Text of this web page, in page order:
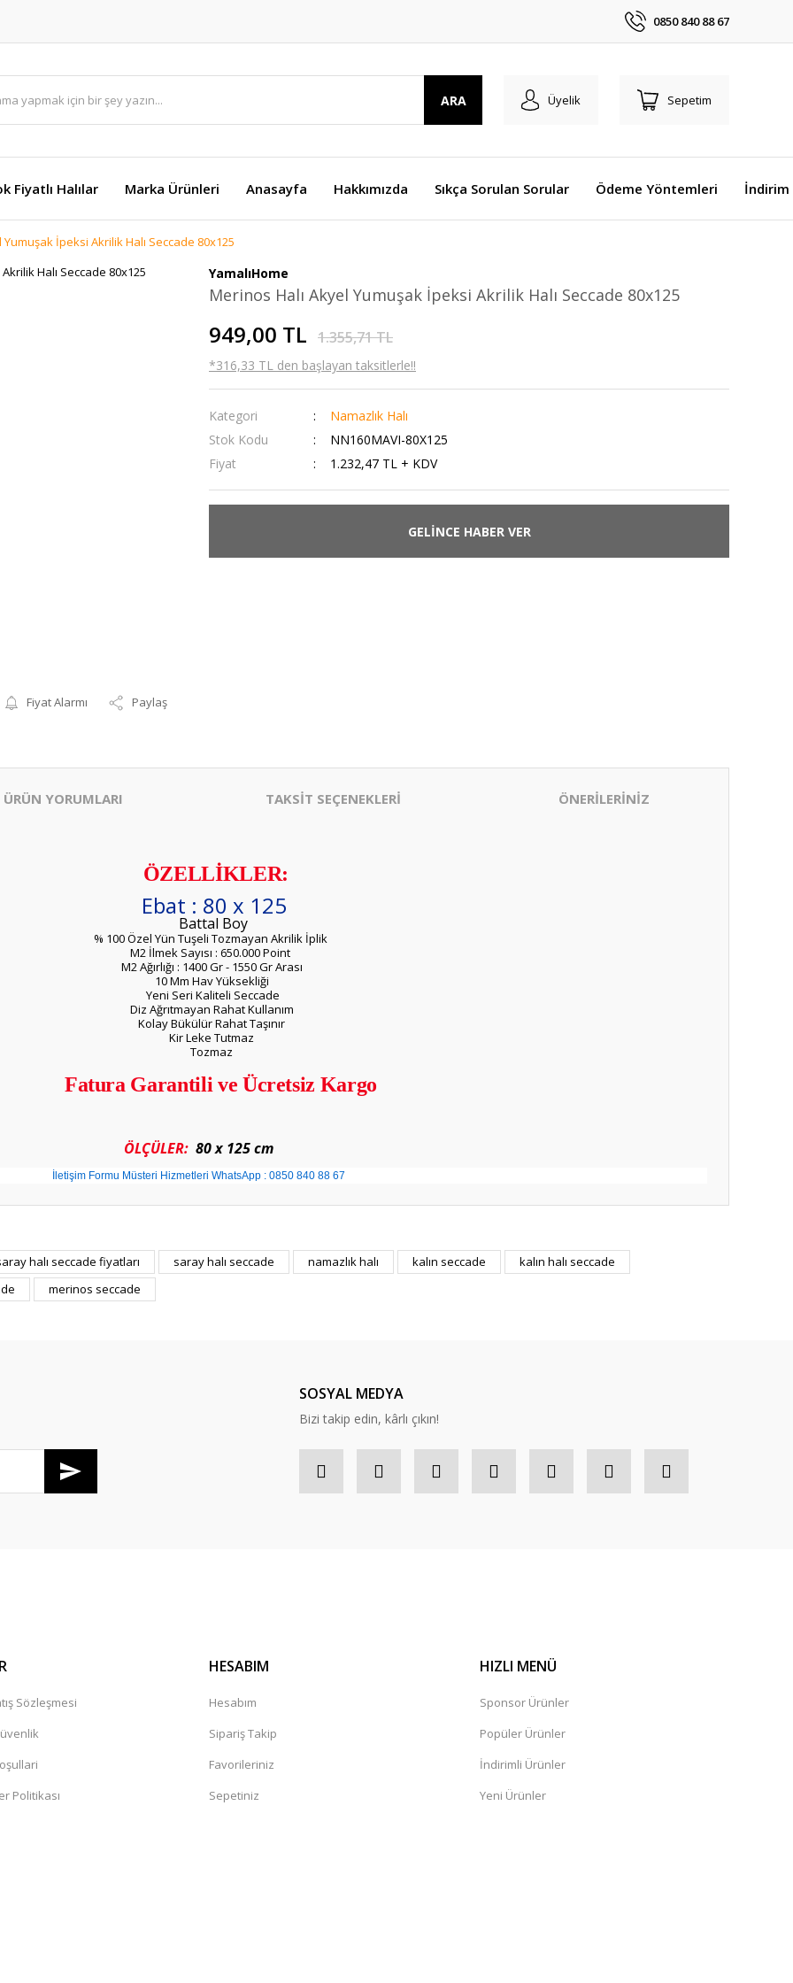
0850 840 88 67
ARA Üyelik Sepetim
Fiyatlı Halılar Marka Ürünleri Anasayfa Hakkımızda Sıkça Sorulan Sorular Ödeme Yöntemleri İndirim
İpeksi Akrilik Halı Seccade 80x125
Fiyat Alarmı Paylaş
YamalıHome
Merinos Halı Akyel Yumuşak İpeksi Akrilik Halı Seccade 80x125
949,00 TL 1.355,71 TL
*316,33 TL den başlayan taksitlerle!!
Kategori
Namazlık Halı
Stok Kodu
NN160MAVI-80X125
Fiyat
1.232,47 TL + KDV
GELİNCE HABER VER
ÜRÜN YORUMLARI TAKSİT SEÇENEKLERİ ÖNERİLERİNİZ
ÖZELLİKLER:
Ebat : 80 x 125
Battal Boy
% 100 Özel Yün Tuşeli Tozmayan Akrilik İplik
M2 İlmek Sayısı : 650.000 Point
M2 Ağırlığı : 1400 Gr - 1550 Gr Arası
10 Mm Hav Yüksekliği
Yeni Seri Kaliteli Seccade
Diz Ağrıtmayan Rahat Kullanım
Kolay Bükülür Rahat Taşınır
Kir Leke Tutmaz
Tozmaz
Fatura Garantili ve Ücretsiz Kargo
ÖLÇÜLER: 80 x 125 cm
İletişim Formu Müsteri Hizmetleri WhatsApp : 0850 840 88 67
Bu ürüne ilk yorumu siz yapın!
halı seccade fiyatları saray halı seccade namazlık halı kalın seccade
kalın halı seccade
merinos seccade
SOSYAL MEDYA
Bizi takip edin, kârlı çıkın!
Sözleşmesi
Politikası
HESABIM
Hesabım
Sipariş Takip
Favorileriniz
Sepetiniz
HIZLI MENÜ
Sponsor Ürünler
Popüler Ürünler
İndirimli Ürünler
Yeni Ürünler